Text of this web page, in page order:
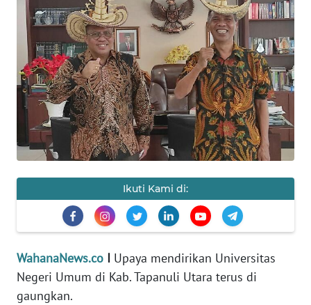
Ikuti Kami di:
WahanaNews.co I Upaya mendirikan Universitas
Negeri Umum di Kab. Tapanuli Utara terus di
gaungkan.
HUKRIM
PERISTIWA
Informasi
INDEKS
BERITA
KAMI
IKLAN
KAMI